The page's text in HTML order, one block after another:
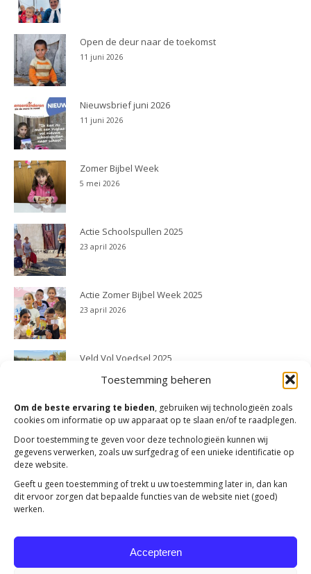
Toestemming beheren
Om de beste ervaring te bieden, gebruiken wij technologieën zoals
cookies om informatie op uw apparaat op te slaan en/of te raadplegen.
Door toestemming te geven voor deze technologieën kunnen wij
gegevens verwerken, zoals uw surfgedrag of een unieke identificatie op
deze website.
Geeft u geen toestemming of trekt u uw toestemming later in, dan kan
dit ervoor zorgen dat bepaalde functies van de website niet (goed)
werken.
Accepteren
Open de deur naar de toekomst
11 juni 2026
Nieuwsbrief juni 2026
11 juni 2026
Zomer Bijbel Week
5 mei 2026
Actie Schoolspullen 2025
23 april 2026
Actie Zomer Bijbel Week 2025
23 april 2026
Veld Vol Voedsel 2025